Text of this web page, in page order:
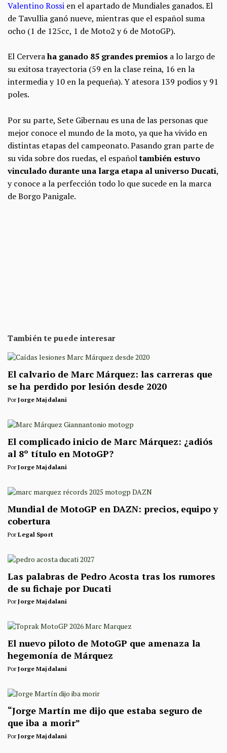
Valentino Rossi en el apartado de Mundiales ganados. El
de Tavullia ganó nueve, mientras que el español suma
ocho (1 de 125cc, 1 de Moto2 y 6 de MotoGP).
El Cerveraha ganado 85 grandes premios a lo largo de
su exitosa trayectoria (59 en la clase reina, 16 en la
intermedia y 10 en la pequeña). Y atesora 139 podios y 91
poles.
Por su parte, Sete Gibernau es una de las personas que
mejor conoce el mundo de la moto, ya que ha vivido en
distintas etapas del campeonato. Pasando gran parte de
su vida sobre dos ruedas, el españoltambién estuvo
vinculado durante una larga etapa al universo Ducati,
y conoce a la perfección todo lo que sucede en la marca
de Borgo Panigale.
También te puede interesar
​El calvario de Marc Márquez: las carreras que
se ha perdido por lesión desde 2020
PorJorge Majdalani
El complicado inicio de Marc Márquez: ¿adiós
al 8º título en MotoGP?
PorJorge Majdalani
Mundial de MotoGP en DAZN: precios, equipo y
cobertura
PorLegal Sport
Las palabras de Pedro Acosta tras los rumores
de su fichaje por Ducati
PorJorge Majdalani
El nuevo piloto de MotoGP que amenaza la
hegemonía de Márquez
PorJorge Majdalani
“Jorge Martín me dijo que estaba seguro de
que iba a morir”
PorJorge Majdalani